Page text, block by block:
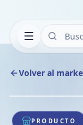
Volver al
1/1
PRODUCTO